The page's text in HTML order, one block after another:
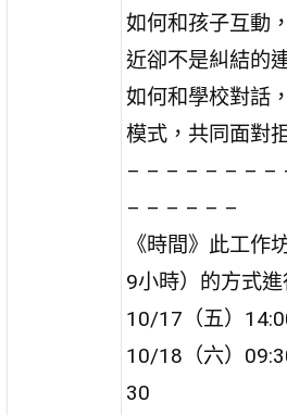
如何和孩子互動
近卻不是糾結的
如何和學校對話
模式，共同面對
– – – – – – – –
– – – – – –
《時間》此工作
9小時）的方式進
10/17（五）
10/18（六）
30